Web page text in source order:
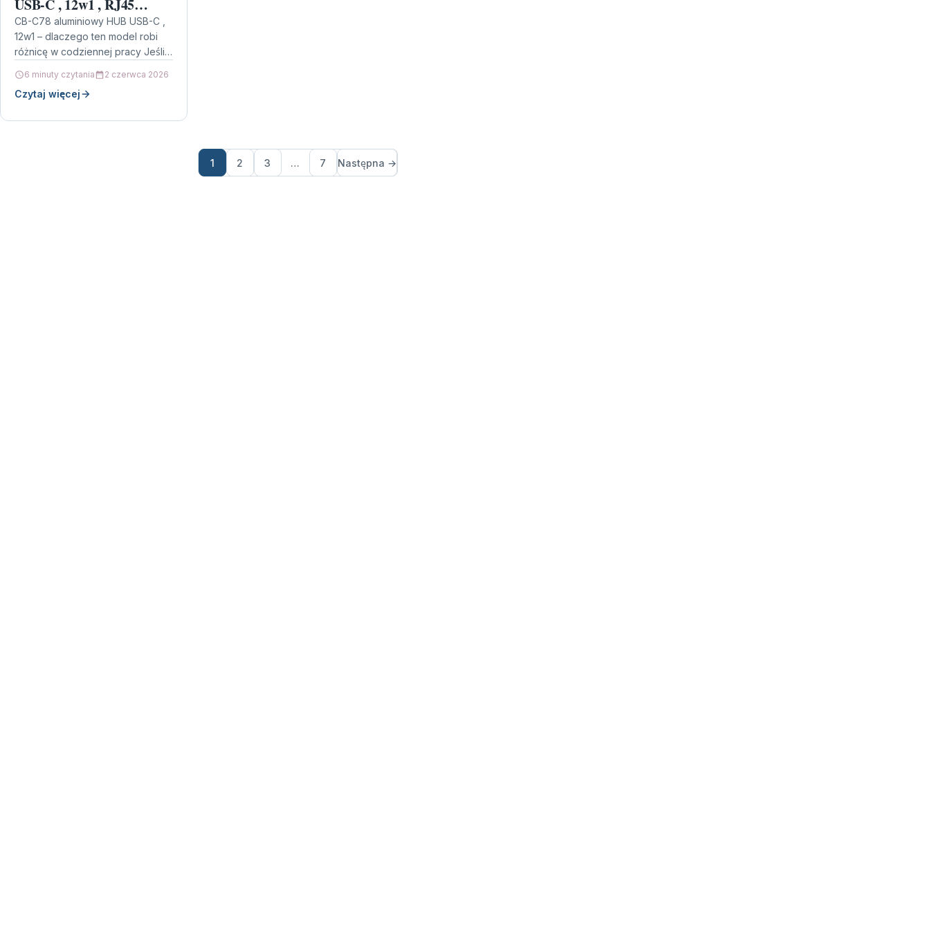
USB-C , 12w1 , RJ45
Ethernet 10/100/1000Mbps
, 2xUSB 3.1 , 2xUSB 2.0 ,
2xHDMI 4k@30Hz , VGA
, SD i microSD (CBC78)
CB-C78 aluminiowy HUB USB-C ,
12w1 – dlaczego ten model robi
różnicę w codziennej pracy Jeśli
skróty” i walczysz z…
6 minuty czytania 2 czerwca 2026
Czytaj więcej
1 2 3 … 7 Następna →